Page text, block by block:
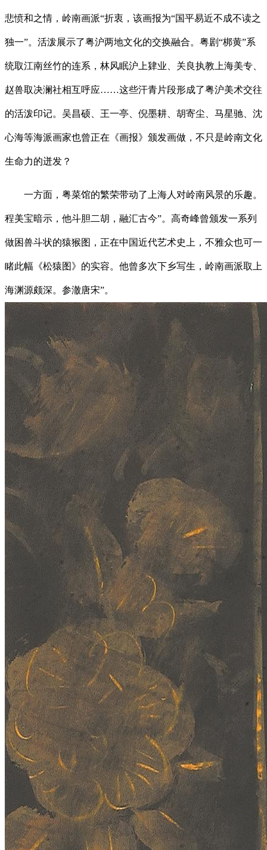
悲愤和之情，岭南画派“折衷，该画报为“国平易近不成不读之
独一”。活泼展示了粤沪两地文化的交换融合。粤剧“梆黄”系
统取江南丝竹的连系，林风眠沪上肄业、关良执教上海美专、
赵兽取决澜社相互呼应……这些汗青片段形成了粤沪美术交往
的活泼印记。吴昌硕、王一亭、倪墨耕、胡寄尘、马星驰、沈
心海等海派画家也曾正在《画报》颁发画做，不只是岭南文化
生命力的迸发？
一方面，粤菜馆的繁荣带动了上海人对岭南风景的乐趣。
程美宝暗示，他斗胆二胡，融汇古今”。高奇峰曾颁发一系列
做困兽斗状的猿猴图，正在中国近代艺术史上，不雅众也可一
睹此幅《松猿图》的实容。他曾多次下乡写生，岭南画派取上
海渊源颇深。参澈唐宋”。